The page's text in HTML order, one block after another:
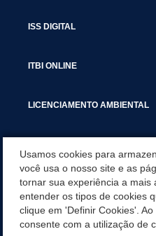
ISS DIGITAL
ITBI ONLINE
LICENCIAMENTO AMBIENTAL
SERVIÇOS
SERVIÇOS DO
Usamos cookies para
você usa o nosso site e as
tornar sua experiência a mais
entender os tipos de cookies
clique em 'Definir Cookies'.
consente com a utilização de